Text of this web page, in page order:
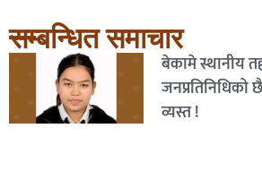
सम्बन्धित समाचार
बेकामे स्थानीय
जनप्रतिनिधिको
व्यस्त !